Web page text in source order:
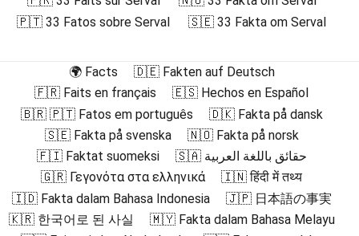
🇵🇹 33 Fatos sobre Serval
🇸🇪 33 Fakta om Serval
🌍 Facts
🇩🇪 Fakten auf Deutsch
🇫🇷 Faits en français
🇪🇸 Hechos en Español
🇧🇷 🇵🇹 Fatos em português
🇩🇰 Fakta på dansk
🇸🇪 Fakta på svenska
🇳🇴 Fakta på norsk
🇫🇮 Faktat suomeksi
🇸🇦 حقائق باللغة العربية
🇬🇷 Γεγονότα στα ελληνικά
🇮🇳 हिंदी में तथ्य
🇮🇩 Fakta dalam Bahasa Indonesia
🇯🇵 日本語の事実
🇰🇷 한국어로 된 사실
🇲🇾 Fakta dalam Bahasa Melayu